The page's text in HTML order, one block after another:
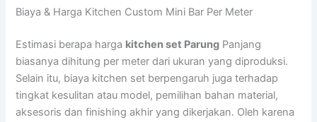
Biaya & Harga Kitchen Custom Mini Bar Per Meter
Estimasi berapa harga kitchen set Parung Panjang
biasanya dihitung per meter dari ukuran yang diproduksi.
Selain itu, biaya kitchen set berpengaruh juga terhadap
tingkat kesulitan atau model, pemilihan bahan material,
aksesoris dan finishing akhir yang dikerjakan. Oleh karena